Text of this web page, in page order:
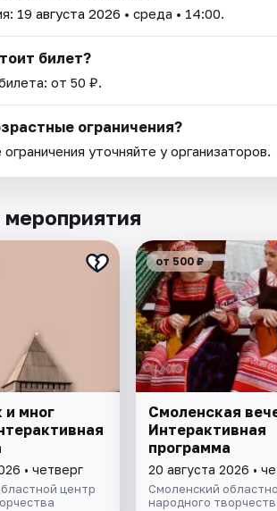
19 августа 2026 • среда • 14:00.
билет?
от 50 ₽.
ограничения?
уточняйте у организаторов.
и мног
• четверг
центр
от 500 ₽
Смоленская
Интерактивная
программа
20 августа 2026 •
Смоленский
народного